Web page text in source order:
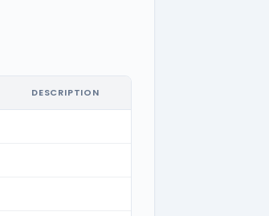
DESCRIPTION